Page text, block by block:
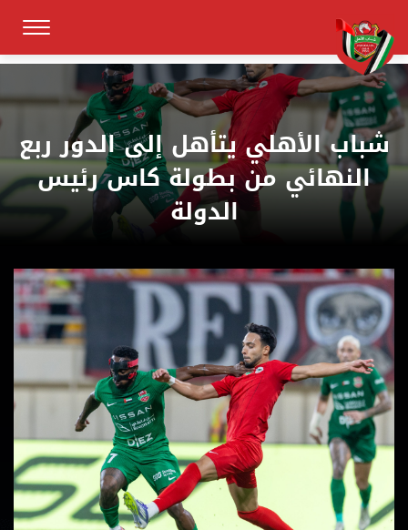
شباب الأهلي يتأهل إلى الدور ربع
النهائي من بطولة كاس رئيس
الدولة